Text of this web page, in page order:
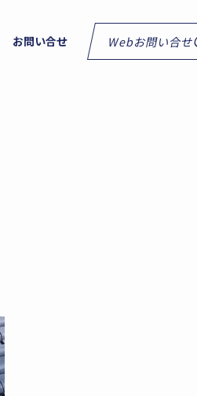
お問い合せ Webお問い合せ